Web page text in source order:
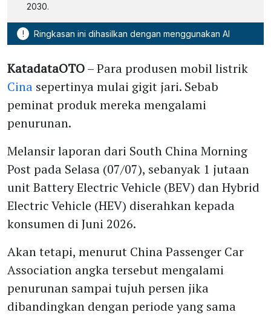
2030.
! Ringkasan ini dihasilkan dengan menggunakan AI
KatadataOTO– Para produsen mobil listrik
Cina sepertinya mulai gigit jari. Sebab
peminat produk mereka mengalami
penurunan.
Melansir laporan dari South China Morning
Post pada Selasa (07/07), sebanyak 1 jutaan
unit Battery Electric Vehicle (BEV) dan Hybrid
Electric Vehicle (HEV) diserahkan kepada
konsumen di Juni 2026.
Akan tetapi, menurut China Passenger Car
Association angka tersebut mengalami
penurunan sampai tujuh persen jika
dibandingkan dengan periode yang sama